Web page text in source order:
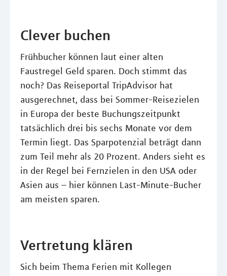
Clever buchen
Frühbucher können laut einer alten
Faustregel Geld sparen. Doch stimmt das
noch? Das Reiseportal TripAdvisor hat
ausgerechnet, dass bei Sommer-Reisezielen
in Europa der beste Buchungszeitpunkt
tatsächlich drei bis sechs Monate vor dem
Termin liegt. Das Sparpotenzial beträgt dann
zum Teil mehr als 20 Prozent. Anders sieht es
in der Regel bei Fernzielen in den USA oder
Asien aus – hier können Last-Minute-Bucher
am meisten sparen.
Vertretung klären
Sich beim Thema Ferien mit Kollegen